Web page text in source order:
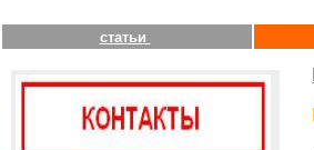
статьи